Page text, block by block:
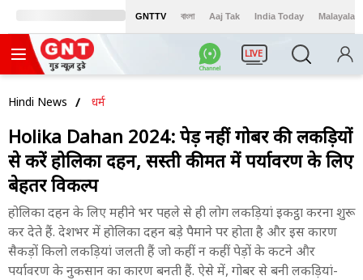
GNTTV বাংলা Aaj Tak India Today Malayalam
LIVE
Hindi News धर्म
Holika Dahan 2024: पेड़ नहीं गोबर की लकड़ियों
से करें होलिका दहन, सस्ती कीमत में पर्यावरण के लिए
बेहतर विकल्प
होलिका दहन के लिए महीने भर पहले से ही लोग लकड़ियां इकट्ठा करना शुरू
कर देते हैं. देशभर में होलिका दहन बड़े पैमाने पर होता है और इस कारण
सैकड़ों किलो लकड़ियां जलती हैं जो कहीं न कहीं पेड़ों के कटने और
पर्यावरण के नुकसान का कारण बनती हैं. ऐसे में, गोबर से बनी लकड़ियां-